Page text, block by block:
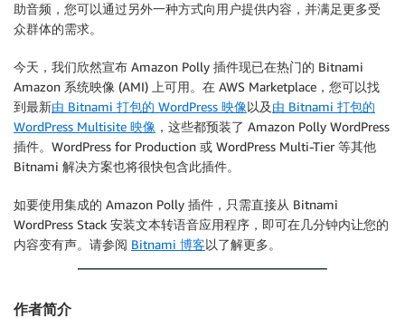
助音频，您可以通过另外一种方式向用户提供内容，并满足更多受
众群体的需求。
今天，我们欣然宣布 Amazon Polly 插件现已在热门的 Bitnami
Amazon 系统映像 (AMI) 上可用。在 AWS Marketplace，您可以找
到最新由 Bitnami 打包的 WordPress 映像以及由 Bitnami 打包的
WordPress Multisite 映像 ，这些都预装了 Amazon Polly WordPress
插件。WordPress for Production 或 WordPress Multi-Tier 等其他
Bitnami 解决方案也将很快包含此插件。
如要使用集成的 Amazon Polly 插件，只需直接从 Bitnami
WordPress Stack 安装文本转语音应用程序，即可在几分钟内让您的
内容变有声。请参阅 Bitnami 博客以了解更多。
作者简介